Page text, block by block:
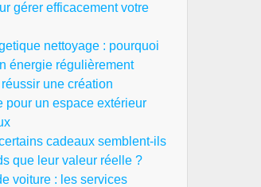
gérer efficacement votre
nettoyage : pourquoi
énergie régulièrement
une création
pour un espace extérieur
cadeaux semblent-ils
que leur valeur réelle ?
voiture : les services